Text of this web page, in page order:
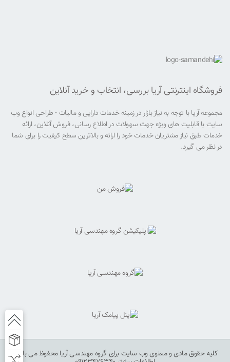
فروشگاه اینترنتی آریا بررسی، انتخاب و خرید آنلاین
مجموعه آریا با توجه به نیاز بازار در زمینه خدمات دارایی و مالیات - طراحی انواع وب
سایت با قابلیت های ویژه جهت سهولات در اطلاع رسانی، فروش آنلاین، ارائه
خدمات طبق نیاز مشتریان خدمات خود را ارائه و بالاترین سطح کیفیت را برای شما
در نظر می گیرد.
کلیه حقوق مادی و معنوی وب سایت برای گروه مهندسی آریا محفوظ می باشد.